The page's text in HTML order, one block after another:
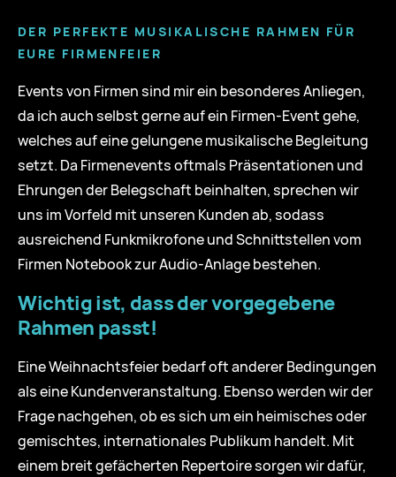
DER PERFEKTE MUSIKALISCHE RAHMEN FÜR
EURE FIRMENFEIER
Events von Firmen sind mir ein besonderes Anliegen,
da ich auch selbst gerne auf ein Firmen-Event gehe,
welches auf eine gelungene musikalische Begleitung
setzt. Da Firmenevents oftmals Präsentationen und
Ehrungen der Belegschaft beinhalten, sprechen wir
uns im Vorfeld mit unseren Kunden ab, sodass
ausreichend Funkmikrofone und Schnittstellen vom
Firmen Notebook zur Audio-Anlage bestehen.
Wichtig ist, dass der vorgegebene
Rahmen passt!
Eine Weihnachtsfeier bedarf oft anderer Bedingungen
als eine Kundenveranstaltung. Ebenso werden wir der
Frage nachgehen, ob es sich um ein heimisches oder
gemischtes, internationales Publikum handelt. Mit
einem breit gefächerten Repertoire sorgen wir dafür,